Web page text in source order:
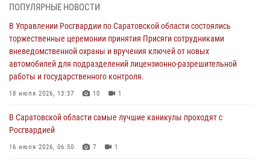
В Саратовской области самые лучшие каникулы проходят с
Росгвардией
16 июля 2026, 06:50 7 1
В Саратове сотрудники Росгвардии первыми пришли на помощь к
женщине, попавшей в ДТП из-за возникшего сердечного приступа
В Саратове продолжается масштабная ведомственная акция
"Каникулы с Росгвардией"
ПОПУЛЯРНЫЕ НОВОСТИ
В Управлении Росгвардии по Саратовской области состоялись
торжественные церемонии принятия Присяги сотрудниками
вневедомственной охраны и вручения ключей от новых
автомобилей для подразделений лицензионно-разрешительной
работы и государственного контроля.
18 июля 2026, 13:37 10 1
В Саратовской области самые лучшие каникулы проходят с
Росгвардией
16 июля 2026, 06:50 7 1